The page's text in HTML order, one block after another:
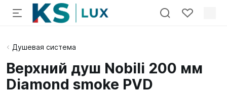
Душевая система
Верхний душ Nobili 200 мм
Diamond smoke PVD